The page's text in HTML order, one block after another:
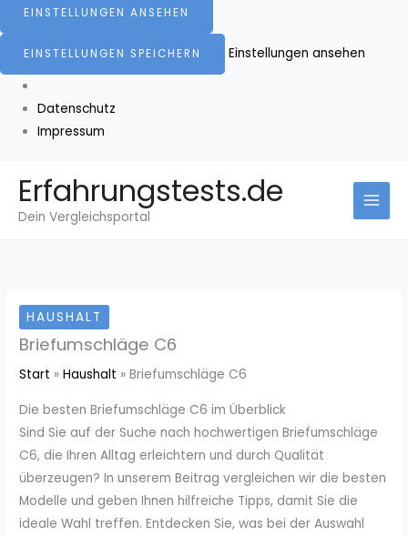
EINSTELLUNGEN ANSEHEN
EINSTELLUNGEN SPEICHERN Einstellungen ansehen
Datenschutz
Impressum
Inhalt
springen
Erfahrungstests.de
Dein Vergleichsportal
HAUSHALT
Briefumschläge C6
Start Haushalt Briefumschläge C6
Die besten Briefumschläge C6 im Überblick
Sind Sie auf der Suche nach hochwertigen Briefumschläge
C6, die Ihren Alltag erleichtern und durch Qualität
überzeugen? In unserem Beitrag vergleichen wir die besten
Modelle und geben Ihnen hilfreiche Tipps, damit Sie die
ideale Wahl treffen. Entdecken Sie, was bei der Auswahl